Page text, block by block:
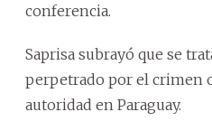
conferencia.
Saprisa subrayó que se
perpetrado por el crimen
autoridad en Paraguay.